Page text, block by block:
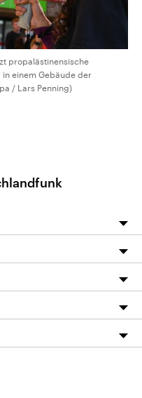
propalästinensische
in einem Gebäude der
/ Lars Penning)